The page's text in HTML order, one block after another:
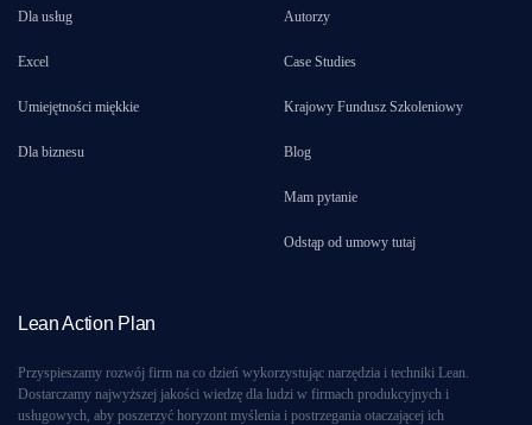
Dla usług
Excel
Umiejętności miękkie
Dla biznesu
Autorzy
Case Studies
Krajowy Fundusz Szkoleniowy
Blog
Mam pytanie
Odstąp od umowy tutaj
Lean Action Plan
Przyspieszamy rozwój firm na co dzień wykorzystując narzędzia i techniki Lean.
Dostarczamy najwyższej jakości wiedzę dla ludzi w firmach produkcyjnych i
usługowych, aby poszerzyć horyzont myślenia i postrzegania otaczającej ich